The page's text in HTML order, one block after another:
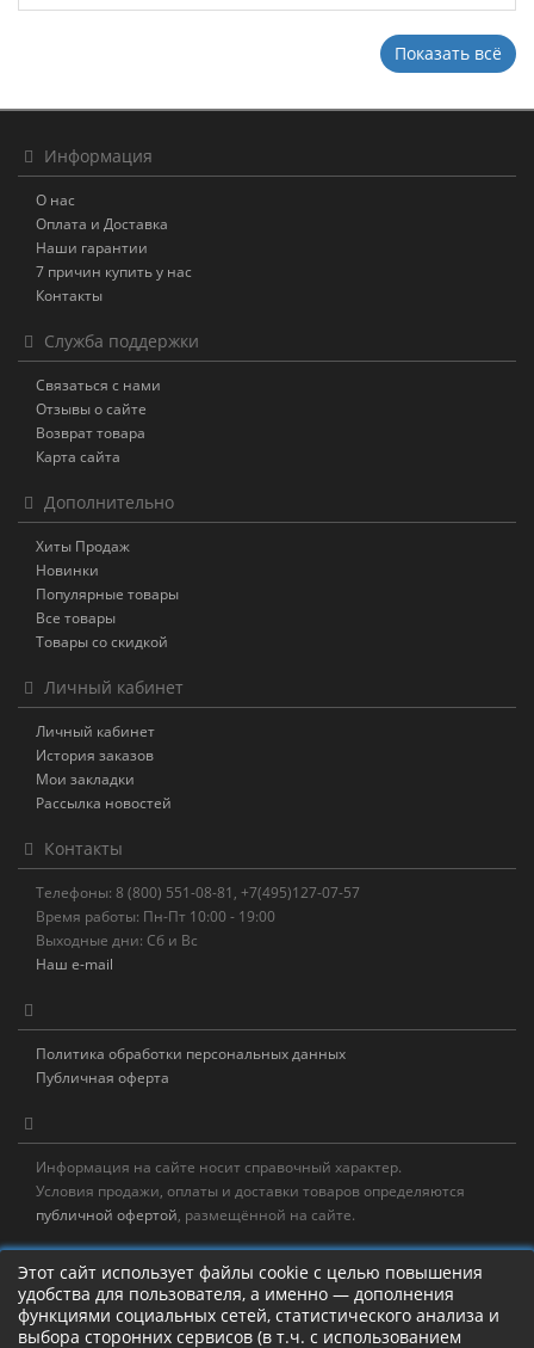
Показать всё
Информация
О нас
Оплата и Доставка
Наши гарантии
7 причин купить у нас
Контакты
Служба поддержки
Связаться с нами
Отзывы о сайте
Возврат товара
Карта сайта
Дополнительно
Хиты Продаж
Новинки
Популярные товары
Все товары
Товары со скидкой
Личный кабинет
Личный кабинет
История заказов
Мои закладки
Рассылка новостей
Контакты
Телефоны: 8 (800) 551-08-81, +7(495)127-07-57
Время работы: Пн-Пт 10:00 - 19:00
Выходные дни: Сб и Вс
Наш e-mail
Политика обработки персональных данных
Публичная оферта
Информация на сайте носит справочный характер.
Условия продажи, оплаты и доставки товаров определяются
публичной офертой, размещённой на сайте.
Новостная рассылка
Новости, акции, распродажи и полезные советы!
Этот сайт использует файлы cookie с целью повышения
удобства для пользователя, а именно — дополнения
функциями социальных сетей, статистического анализа и
выбора сторонних сервисов (в т.ч. с использованием